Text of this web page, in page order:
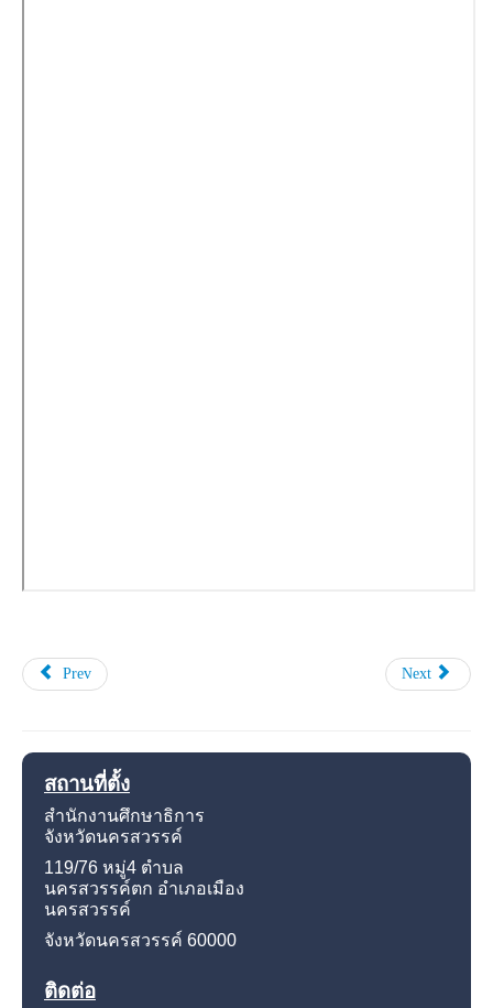
Prev Next
สถานที่ตั้ง
สำนักงานศึกษาธิการ
จังหวัดนครสวรรค์
119/76 หมู่4 ตำบล
นครสวรรค์ตก อำเภอเมือง
นครสวรรค์
จังหวัดนครสวรรค์ 60000
ติดต่อ